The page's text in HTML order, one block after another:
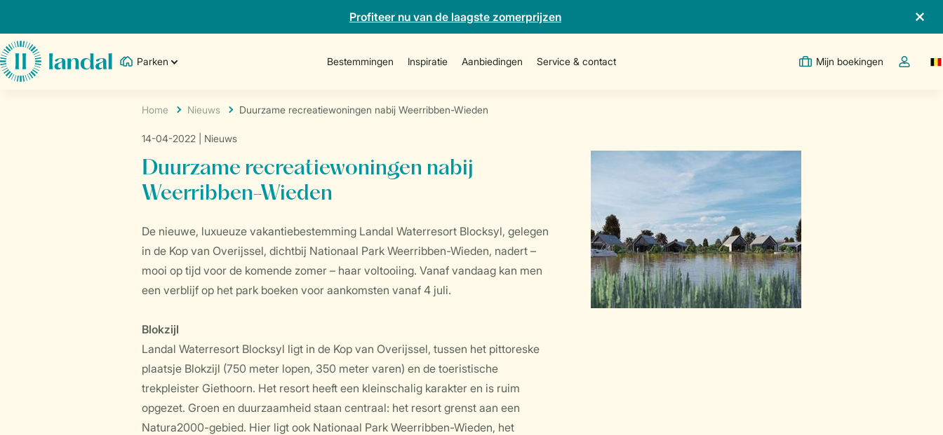
Profiteer nu van de laagste zomerprijzen
Parken Bestemmingen Inspiratie Aanbiedingen Service & contact Mijn boekingen
Open de
Home Nieuws Duurzame recreatiewoningen nabij Weerribben-Wieden
14-04-2022 | Nieuws
Duurzame recreatiewoningen nabij
Weerribben-Wieden
De nieuwe, luxueuze vakantiebestemming Landal Waterresort Blocksyl, gelegen
in de Kop van Overijssel, dichtbij Nationaal Park Weerribben-Wieden, nadert –
mooi op tijd voor de komende zomer – haar voltooiing. Vanaf vandaag kan men
een verblijf op het park boeken voor aankomsten vanaf 4 juli.
Blokzijl
Landal Waterresort Blocksyl ligt in de Kop van Overijssel, tussen het pittoreske
plaatsje Blokzijl (750 meter lopen, 350 meter varen) en de toeristische
trekpleister Giethoorn. Het resort heeft een kleinschalig karakter en is ruim
opgezet. Groen en duurzaamheid staan centraal: het resort grenst aan een
Natura2000-gebied. Hier ligt ook Nationaal Park Weerribben-Wieden, het